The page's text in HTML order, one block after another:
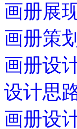
画册展
画册策
画册设
设计思
画册设